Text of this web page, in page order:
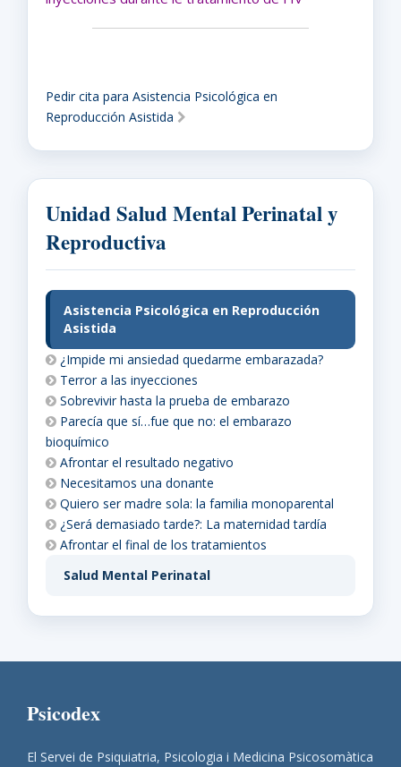
Pedir cita para Asistencia Psicológica en
Reproducción Asistida
Unidad Salud Mental Perinatal y
Reproductiva
Asistencia Psicológica en Reproducción
Asistida
¿Impide mi ansiedad quedarme embarazada?
Terror a las inyecciones
Sobrevivir hasta la prueba de embarazo
Parecía que sí…fue que no: el embarazo
bioquímico
Afrontar el resultado negativo
Necesitamos una donante
Quiero ser madre sola: la familia monoparental
¿Será demasiado tarde?: La maternidad tardía
Afrontar el final de los tratamientos
Salud Mental Perinatal
Psicodex
El Servei de Psiquiatria, Psicologia i Medicina Psicosomàtica